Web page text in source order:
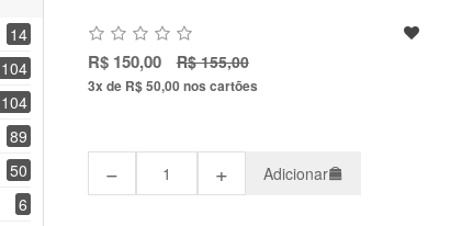
14
104
104
89
50
6
R$ 150,00 R$ 155,00
3x de R$ 50,00nos cartões
− + Adicionar